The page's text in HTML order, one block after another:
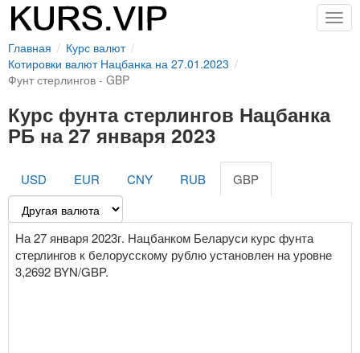
Главная
Курс валют
Котировки валют Нацбанка на 27.01.2023
Фунт стерлингов - GBP
Курс фунта стерлингов Нацбанка
РБ на 27 января 2023
USD EUR CNY RUB GBP
На 27 января 2023г. Нацбанком Беларуси курс фунта
стерлингов к белорусскому рублю установлен на уровне
3,2692 BYN/GBP.